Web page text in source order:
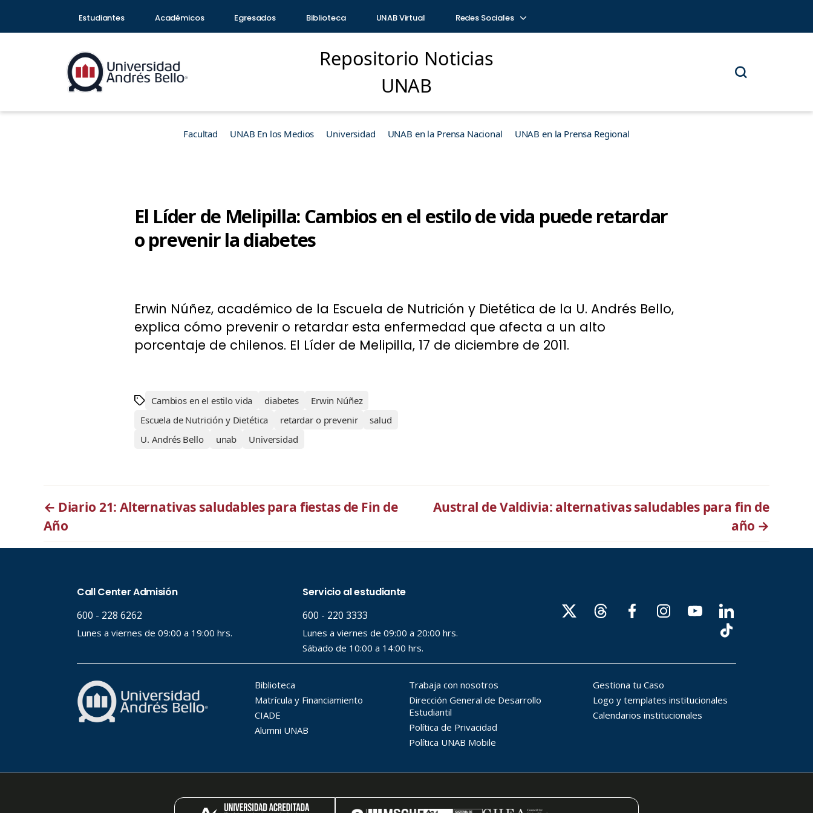
Estudiantes Académicos Egresados Biblioteca UNAB Virtual Redes Sociales
Repositorio Noticias
UNAB
Facultad UNAB En los Medios Universidad UNAB en la Prensa Nacional UNAB en la Prensa Regional
El Líder de Melipilla: Cambios en el estilo de vida puede retardar
o prevenir la diabetes
Erwin Núñez, académico de la Escuela de Nutrición y Dietética de la U. Andrés Bello,
explica cómo prevenir o retardar esta enfermedad que afecta a un alto
porcentaje de chilenos. El Líder de Melipilla, 17 de diciembre de 2011.
Cambios en el estilo vida diabetes
Erwin Núñez
Escuela de Nutrición y Dietética
retardar o prevenir
salud
U. Andrés Bello
unab Universidad
← Diario 21: Alternativas saludables para fiestas de Fin de
Año
Austral de Valdivia: alternativas saludables para fin de
año →